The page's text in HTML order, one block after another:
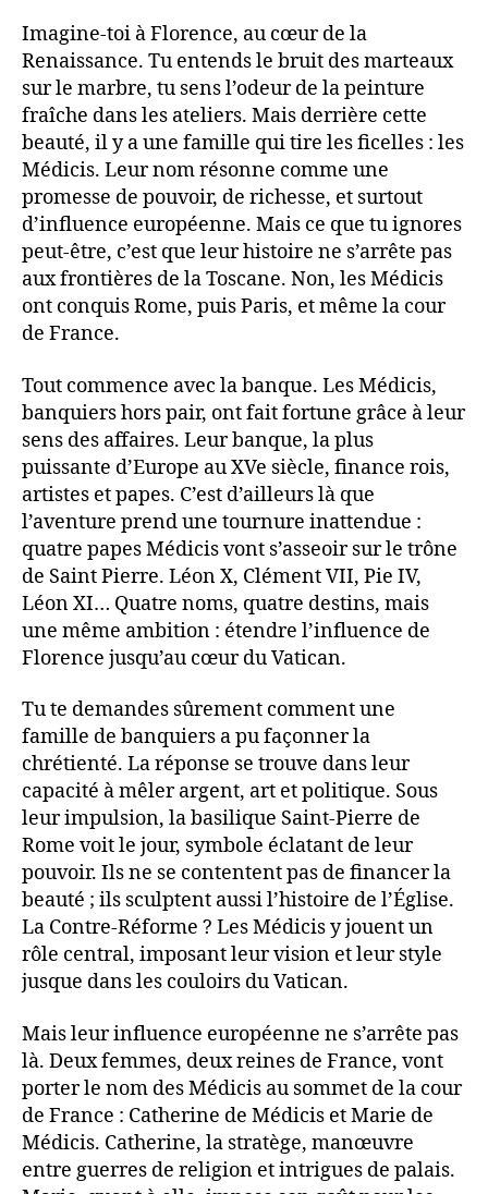
Imagine-toi à Florence, au cœur de la
Renaissance. Tu entends le bruit des marteaux
sur le marbre, tu sens l’odeur de la peinture
fraîche dans les ateliers. Mais derrière cette
beauté, il y a une famille qui tire les ficelles : les
Médicis. Leur nom résonne comme une
promesse de pouvoir, de richesse, et surtout
d’influence européenne. Mais ce que tu ignores
peut-être, c’est que leur histoire ne s’arrête pas
aux frontières de la Toscane. Non, les Médicis
ont conquis Rome, puis Paris, et même la cour
de France.
Tout commence avec la banque. Les Médicis,
banquiers hors pair, ont fait fortune grâce à leur
sens des affaires. Leur banque, la plus
puissante d’Europe au XVe siècle, finance rois,
artistes et papes. C’est d’ailleurs là que
l’aventure prend une tournure inattendue :
quatre papes Médicis vont s’asseoir sur le trône
de Saint Pierre. Léon X, Clément VII, Pie IV,
Léon XI… Quatre noms, quatre destins, mais
une même ambition : étendre l’influence de
Florence jusqu’au cœur du Vatican.
Tu te demandes sûrement comment une
famille de banquiers a pu façonner la
chrétienté. La réponse se trouve dans leur
capacité à mêler argent, art et politique. Sous
leur impulsion, la basilique Saint-Pierre de
Rome voit le jour, symbole éclatant de leur
pouvoir. Ils ne se contentent pas de financer la
beauté ; ils sculptent aussi l’histoire de l’Église.
La Contre-Réforme ? Les Médicis y jouent un
rôle central, imposant leur vision et leur style
jusque dans les couloirs du Vatican.
Mais leur influence européenne ne s’arrête pas
là. Deux femmes, deux reines de France, vont
porter le nom des Médicis au sommet de la cour
de France : Catherine de Médicis et Marie de
Médicis. Catherine, la stratège, manœuvre
entre guerres de religion et intrigues de palais.